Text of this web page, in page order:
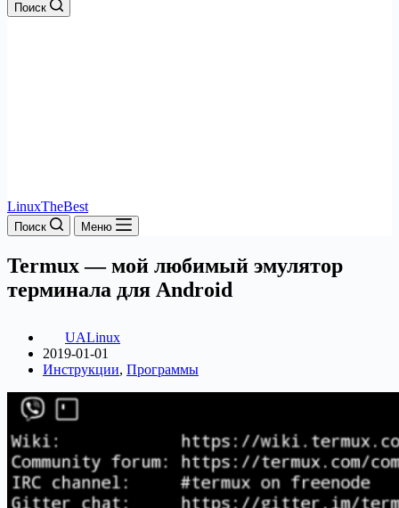
Поиск
LinuxTheBest
Поиск Меню
Termux — мой любимый эмулятор
терминала для Android
UALinux
2019-01-01
Инструкции, Программы